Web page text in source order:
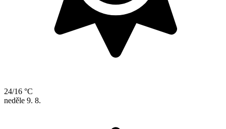
24/16 °C
neděle 9. 8.